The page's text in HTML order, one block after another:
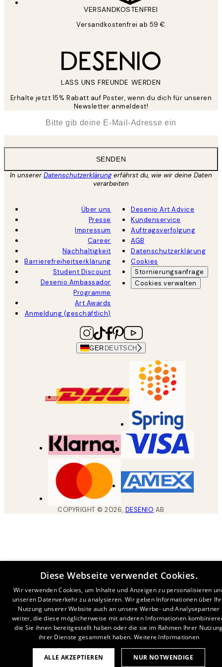
VERSANDKOSTENFREI
Versandkostenfrei ab 59 €
LASS UNS FREUNDE WERDEN
Erhalte jetzt 15% Rabatt auf Poster, wenn du dich für unseren
Newsletter anmeldest!
SENDEN
In unsererDatenschutzerklärungerfährst du, wie wir deine Daten
verarbeiten
Über uns
Presse
Impressum
Career
Nachhaltigkeit
Barrierefreiheitserklärung
Student Discount
Desenio Ambassador
Programme
Art Awards
Anmeldung (geschäftlich)
Desenio Art Advice
Kundenservice
Auftragsverfolgung
AGB
Datenschutzerklärung
Cookies
Stornierungsanfrage
Cookies verwalten
GER DEUTSCH
COPYRIGHT ©2026, DESENIO AB
Diese Webseite verwendet Cookies.
Wir verwenden Cookies, um Inhalte und Anzeigen zu personalisieren
unseren Datenverkehr zu analysieren. Wir geben Informationen über
Nutzung unserer Website auch an unsere Werbe- und Analysepartner
weiter, die diese möglicherweise mit anderen Informationen
die Sie ihnen bereitgestellt haben oder die sie im Rahmen Ihrer
ihrer Dienste gesammelt haben. Weitere Informationen
ALLE AKZEPTIEREN NUR NOTWENDIGE